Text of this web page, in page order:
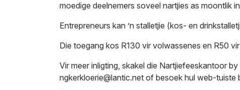
moedige deelnemers soveel nartjies as moontlik
Entrepreneurs kan ’n stalletjie (kos- en
Die toegang kos R130 vir volwassenes en R50
Vir meer inligting, skakel die Nartjiefeeskantoor
ngkerkloerie@lantic.net of besoek hul web-tuiste